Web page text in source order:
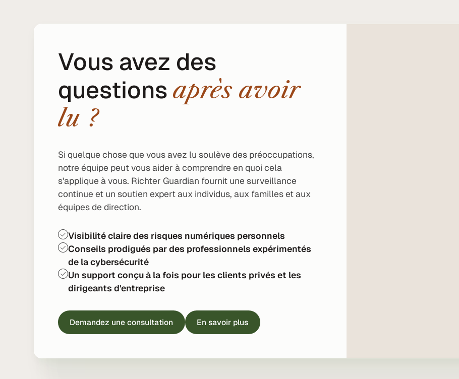
Vous avez des
questions après avoir
lu ?
Si quelque chose que vous avez lu soulève des préoccupations,
notre équipe peut vous aider à comprendre en quoi cela
s'applique à vous. Richter Guardian fournit une surveillance
continue et un soutien expert aux individus, aux familles et aux
équipes de direction.
Visibilité claire des risques numériques personnels
Conseils prodigués par des professionnels expérimentés
de la cybersécurité
Un support conçu à la fois pour les clients privés et les
dirigeants d'entreprise
Demandez une consultation En savoir plus